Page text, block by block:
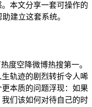
本文分享一套可操作的
建立这套系统。
度空降微博热搜第一。
轨迹的剧烈转折令人唏
本质的问题浮现：如果
们该如何对待自己的时